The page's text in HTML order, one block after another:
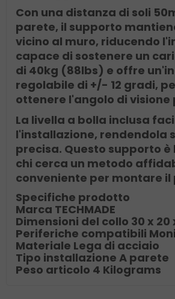
Con una distanza di soli
parete, il supporto
vicino al muro, riducendo
capace di sostenere un
di 40kg (88lbs) e offre
regolabile di +/- 12 gradi,
ottenere l'angolo di
La livella a bolla inclusa
l'installazione, rendendola
precisa. Questo supporto è
chi cerca un metodo
conveniente per montare il
Specifiche prodotto
Marca ‎TECHMADE
Dimensioni del collo ‎30 x 20
Periferiche compatibili
Materiale ‎Lega di acciaio
Tipo installazione ‎A parete
Peso articolo ‎4 Kilograms